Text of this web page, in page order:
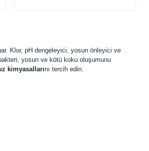
Klor, pH dengeleyici, yosun önleyici ve
yosun ve kötü koku oluşumunu
kimyasallarını tercih edin.